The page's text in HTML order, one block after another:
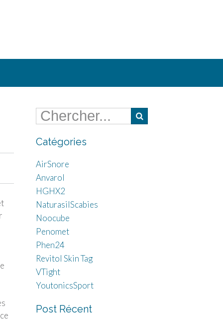
Catégories
AirSnore
Anvarol
HGHX2
NaturasilScabies
Noocube
Penomet
Phen24
Revitol Skin Tag
VTight
YoutonicsSport
Post Récent